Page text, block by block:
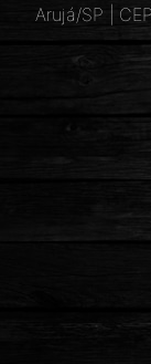
Arujá/SP |